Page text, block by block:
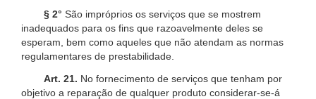
§ 2° São impróprios os serviços que se mostrem
inadequados para os fins que razoavelmente deles se
esperam, bem como aqueles que não atendam as normas
regulamentares de prestabilidade.
Art. 21. No fornecimento de serviços que tenham por
objetivo a reparação de qualquer produto considerar-se-á